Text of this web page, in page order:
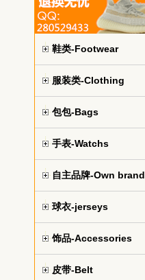
鞋类-Footwear
服装类-Clothing
包包-Bags
手表-Watchs
自主品牌-Own brand
球衣-jerseys
饰品-Accessories
皮带-Belt